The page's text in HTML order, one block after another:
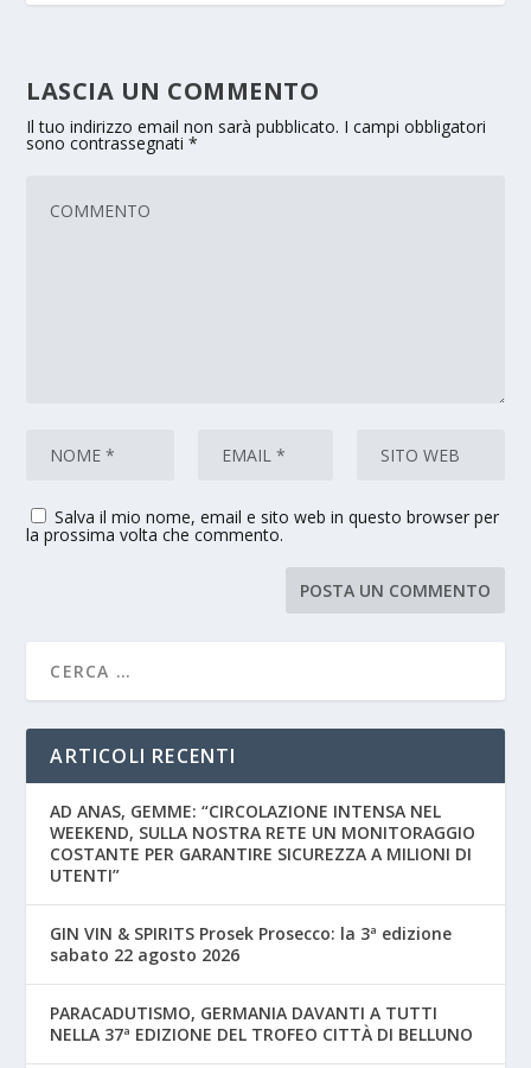
LASCIA UN COMMENTO
Il tuo indirizzo email non sarà pubblicato. I campi obbligatori
sono contrassegnati*
Salva il mio nome, email e sito web in questo browser per
la prossima volta che commento.
ARTICOLI RECENTI
AD ANAS, GEMME: “CIRCOLAZIONE INTENSA NEL
WEEKEND, SULLA NOSTRA RETE UN MONITORAGGIO
COSTANTE PER GARANTIRE SICUREZZA A MILIONI DI
UTENTI”
GIN VIN & SPIRITS Prosek Prosecco: la 3ª edizione
sabato 22 agosto 2026
PARACADUTISMO, GERMANIA DAVANTI A TUTTI
NELLA 37ª EDIZIONE DEL TROFEO CITTÀ DI BELLUNO